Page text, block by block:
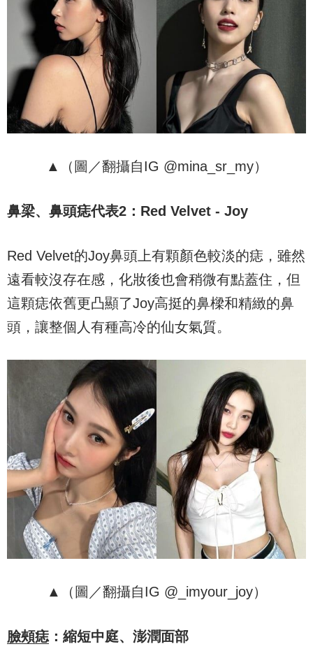
▲（圖／翻攝自IG @mina_sr_my）
鼻梁、鼻頭痣代表2 ： Red Velvet - Joy
Red Velvet的Joy鼻頭上有顆顏色較淡的痣，雖然
遠看較沒存在感，化妝後也會稍微有點蓋住，但
這顆痣依舊更凸顯了Joy高挺的鼻樑和精緻的鼻
頭，讓整個人有種高冷的仙女氣質。
▲（圖／翻攝自IG @_imyour_joy）
臉頰痣 ：縮短中庭、澎潤面部